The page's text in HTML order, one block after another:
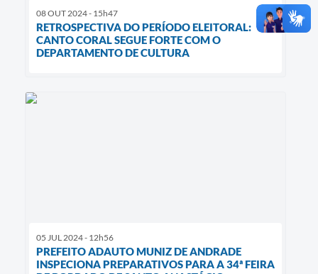
08 OUT 2024 - 15h47
RETROSPECTIVA DO PERÍODO ELEITORAL:
CANTO CORAL SEGUE FORTE COM O
DEPARTAMENTO DE CULTURA
05 JUL 2024 - 12h56
PREFEITO ADAUTO MUNIZ DE ANDRADE
INSPECIONA PREPARATIVOS PARA A 34ª FEIRA